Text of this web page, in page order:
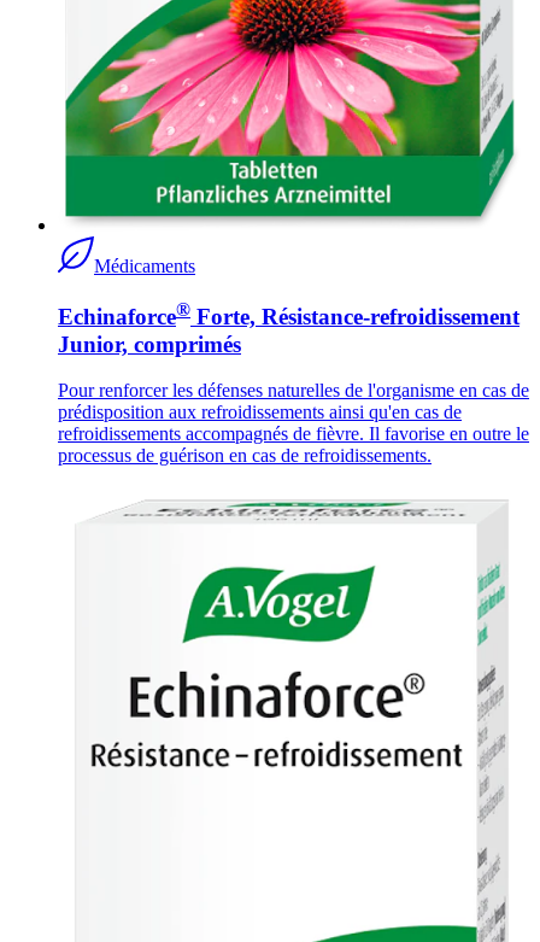
Médicaments
Echinaforce® Forte, Résistance-refroidissement
Junior, comprimés
Pour renforcer les défenses naturelles de l'organisme en cas de
prédisposition aux refroidissements ainsi qu'en cas de
refroidissements accompagnés de fièvre. Il favorise en outre le
processus de guérison en cas de refroidissements.